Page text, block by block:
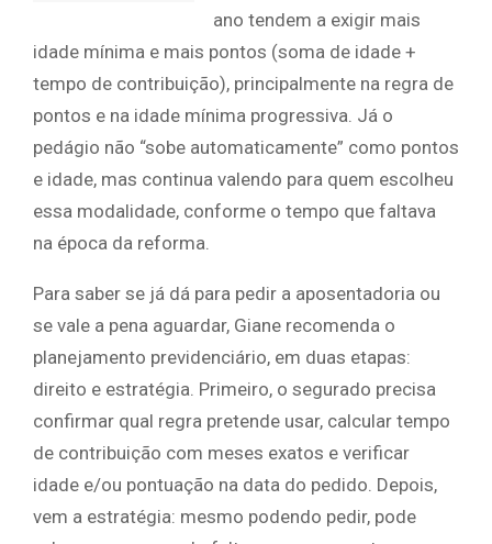
ano tendem a exigir mais
idade mínima e mais pontos (soma de idade +
tempo de contribuição), principalmente na regra de
pontos e na idade mínima progressiva. Já o
pedágio não “sobe automaticamente” como pontos
e idade, mas continua valendo para quem escolheu
essa modalidade, conforme o tempo que faltava
na época da reforma.
Para saber se já dá para pedir a aposentadoria ou
se vale a pena aguardar, Giane recomenda o
planejamento previdenciário, em duas etapas:
direito e estratégia. Primeiro, o segurado precisa
confirmar qual regra pretende usar, calcular tempo
de contribuição com meses exatos e verificar
idade e/ou pontuação na data do pedido. Depois,
vem a estratégia: mesmo podendo pedir, pode